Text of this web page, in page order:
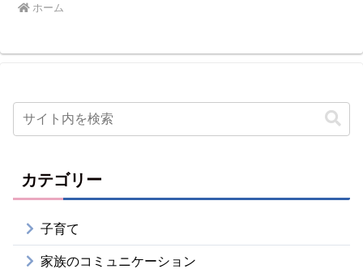
ホーム
カテゴリー
子育て
家族のコミュニケーション